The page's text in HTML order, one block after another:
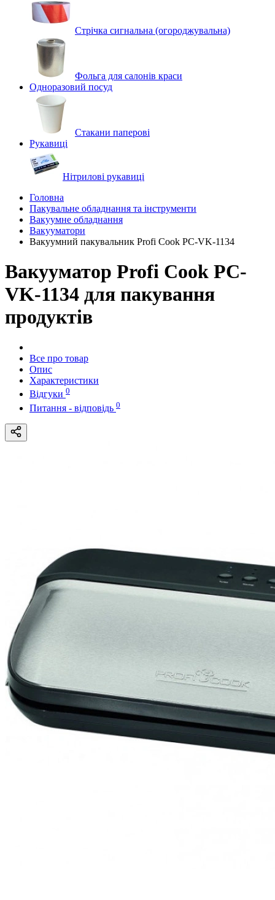
Стрічка сигнальна (огороджувальна)
Фольга для салонів краси
Одноразовий посуд
Стакани паперові
Рукавиці
Нітрилові рукавиці
Головна
Пакувальне обладнання та інструменти
Вакуумне обладнання
Вакууматори
Вакуумний пакувальник Profi Cook PC-VK-1134
Вакууматор Profi Cook PC-
VK-1134 для пакування
продуктів
Все про товар
Опис
Характеристики
Відгуки 0
Питання - відповідь 0